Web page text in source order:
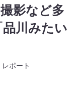
影など多
川みたい
レポート